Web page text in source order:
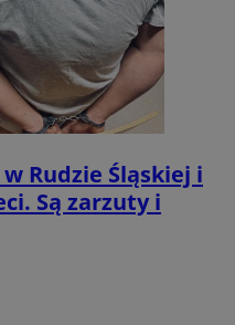
Rudzie Śląskiej i
Są zarzuty i